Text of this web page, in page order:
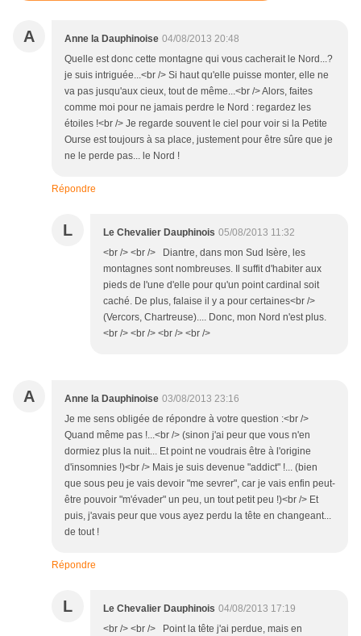
A Anne la Dauphinoise 04/08/2013 20:48
Quelle est donc cette montagne qui vous cacherait le Nord...?
je suis intriguée...<br /> Si haut qu'elle puisse monter, elle ne
va pas jusqu'aux cieux, tout de même...<br /> Alors, faites
comme moi pour ne jamais perdre le Nord : regardez les
étoiles !<br /> Je regarde souvent le ciel pour voir si la Petite
Ourse est toujours à sa place, justement pour être sûre que je
ne le perde pas... le Nord !
Répondre
L Le Chevalier Dauphinois 05/08/2013 11:32
<br /> <br /> Diantre, dans mon Sud Isère, les
montagnes sont nombreuses. Il suffit d'habiter aux
pieds de l'une d'elle pour qu'un point cardinal soit
caché. De plus, falaise il y a pour certaines<br />
(Vercors, Chartreuse).... Donc, mon Nord n'est plus.
<br /> <br /> <br /> <br />
A Anne la Dauphinoise 03/08/2013 23:16
Je me sens obligée de répondre à votre question :<br />
Quand même pas !...<br /> (sinon j'ai peur que vous n'en
dormiez plus la nuit... Et point ne voudrais être à l'origine
d'insomnies !)<br /> Mais je suis devenue "addict" !... (bien
que sous peu je vais devoir "me sevrer", car je vais enfin peut-
être pouvoir "m'évader" un peu, un tout petit peu !)<br /> Et
puis, j'avais peur que vous ayez perdu la tête en changeant...
de tout !
Répondre
L Le Chevalier Dauphinois 04/08/2013 17:19
<br /> <br /> Point la tête j'ai perdue, mais en